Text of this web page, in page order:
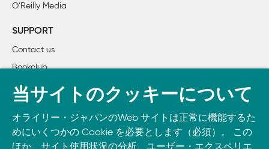
    Arduinoの使われ方
        HACKberryの場合
        ゼロからイチを生み出す Arduino
        おわりに
2章：開発環境を整える
    Arduino IDEのセットアップ
        Arduinoについて
O’Reilly Media
SUPPORT
Contact us
Bookclub
書籍注文
Take O’Reilly with you and learn anywhere, anytime on your
phone
and tablet.
当サイトのクッキーについて
オライリー・ジャパンのWeb サイトは正常に機能するた
めにいくつかの Cookie を必要とします（必須）。 この
ほか、サイト使用状況の分析、ユーザー・エクスペリエ